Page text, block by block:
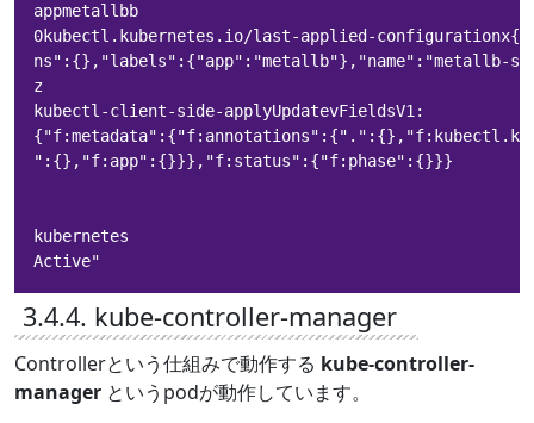
appmetallbb
0kubectl.kubernetes.io/last-applied-
ns":{},"labels":{"app":"metallb"},"name":"metallb-
z
kubectl-client-side-applyUpdatevFieldsV1:
":{},"f:app":{}}},"f:status":{"f:phase":{}}}
kubernetes
Active"
3.4.4. kube-controller-manager
Controllerという仕組みで動作する kube-controller-
manager というpodが動作しています。